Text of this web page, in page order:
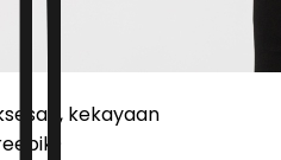
kekayaan